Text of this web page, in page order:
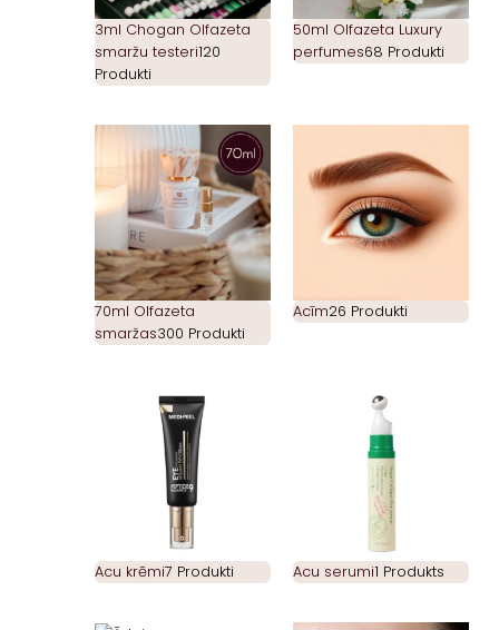
3ml Chogan Olfazeta
smaržu testeri120
Produkti
50ml Olfazeta Luxury
perfumes68 Produkti
70ml Olfazeta
smaržas300 Produkti
Acīm26 Produkti
Acu krēmi7 Produkti Acu serumi1 Produkts